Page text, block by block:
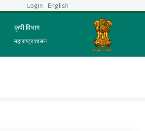
Login English
कृषी विभाग
महाराष्ट्र शासन
आता येथे आहात :मुख्य पृष्ठप्रशासनपरीक्षापरिक्षेचा निकाल
छापा